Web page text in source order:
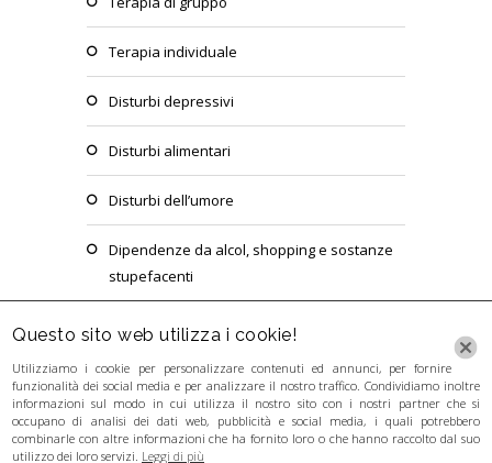
terapia individuale
disturbi depressivi
disturbi alimentari
disturbi dell’umore
dipendenze da alcol, shopping e sostanze
stupefacenti
Questo sito web utilizza i cookie!
Utilizziamo i cookie per personalizzare contenuti ed annunci, per fornire
funzionalità dei social media e per analizzare il nostro traffico. Condividiamo inoltre
informazioni sul modo in cui utilizza il nostro sito con i nostri partner che si
occupano di analisi dei dati web, pubblicità e social media, i quali potrebbero
combinarle con altre informazioni che ha fornito loro o che hanno raccolto dal suo
utilizzo dei loro servizi. Leggi di più